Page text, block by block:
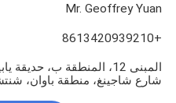
Mr. Geoffrey Yuan
+8613420939210
المبنى 12، المنطقة ب،
شارع شاجينغ، منطقة باوان،